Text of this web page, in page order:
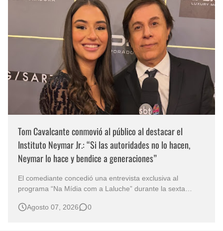
Tom Cavalcante conmovió al público al destacar el
Instituto Neymar Jr.: “Si las autoridades no lo hacen,
Neymar lo hace y bendice a generaciones”
El comediante concedió una entrevista exclusiva al
programa “Na Mídia com a Laluche” durante la sexta
eventos benéficos más importantes de Brasil. En medio del
Agosto 07, 2026 0